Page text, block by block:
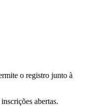
o registro junto à
abertas.